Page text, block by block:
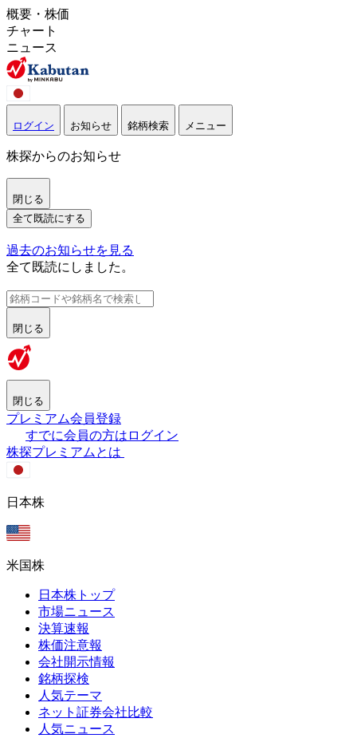
概要・株価
チャート
ニュース
ログイン お知らせ 銘柄検索 メニュー
株探からのお知らせ
閉じる
全て既読にする
過去のお知らせを見る
全て既読にしました。
閉じる
閉じる
プレミアム会員登録
すでに会員の方はログイン
株探プレミアムとは
日本株
米国株
日本株トップ
市場ニュース
決算速報
株価注意報
会社開示情報
銘柄探検
人気テーマ
ネット証券会社比較
人気ニュース